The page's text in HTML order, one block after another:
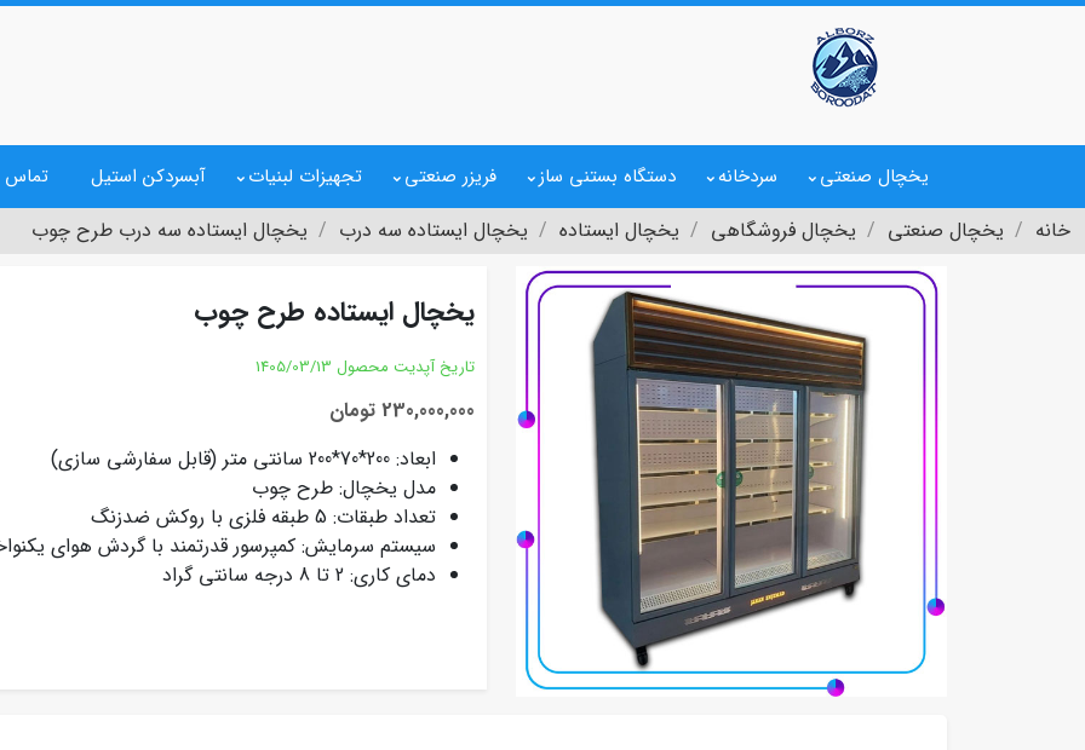
یخچال صنعتی سردخانه دستگاه بستنی ساز فریزر صنعتی تجهیزات لبنیات آبسردکن استیل تماس
خانه یخچال صنعتی یخچال فروشگاهی یخچال ایستاده یخچال ایستاده سه درب یخچال ایستاده سه درب طرح چوب
یخچال ایستاده طرح چوب
تاریخ آپدیت محصول 1405/03/13
230,000,000 تومان
ابعاد: 200*70*200 سانتی‌ متر (قابل سفارشی‌ سازی)
مدل یخچال: طرح چوب
تعداد طبقات: 5 طبقه فلزی با روکش ضدزنگ
سیستم سرمایش: کمپرسور قدرتمند با گردش هوای
دمای کاری: 2 تا 8 درجه سانتی‌ گراد